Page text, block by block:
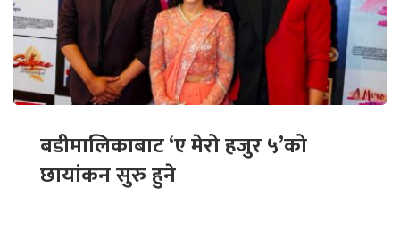
बडीमालिकाबाट ‘ए मेरो हजुर ५’को
छायांकन सुरु हुने